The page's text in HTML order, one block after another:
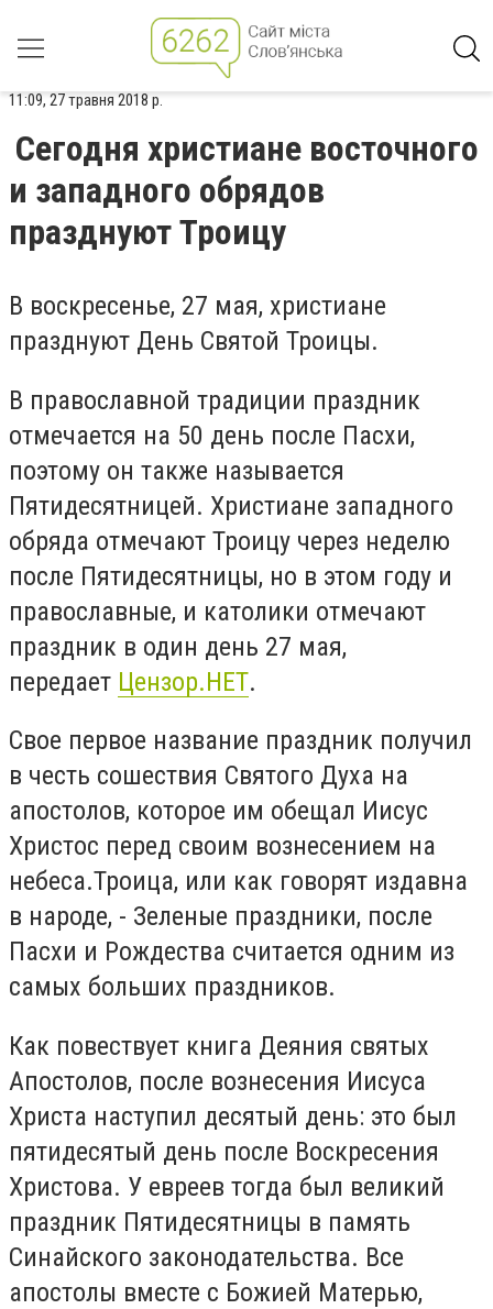
11:09, 27 травня 2018 р.
Сегодня христиане восточного
и западного обрядов
празднуют Троицу
В воскресенье, 27 мая, христиане
празднуют День Святой Троицы.
В православной традиции праздник
отмечается на 50 день после Пасхи,
поэтому он также называется
Пятидесятницей. Христиане западного
обряда отмечают Троицу через неделю
после Пятидесятницы, но в этом году и
православные, и католики отмечают
праздник в один день 27 мая,
передает Цензор.НЕТ.
Свое первое название праздник получил
в честь сошествия Святого Духа на
апостолов, которое им обещал Иисус
Христос перед своим вознесением на
небеса.Троица, или как говорят издавна
в народе, - Зеленые праздники, после
Пасхи и Рождества считается одним из
самых больших праздников.
Как повествует книга Деяния святых
Апостолов, после вознесения Иисуса
Христа наступил десятый день: это был
пятидесятый день после Воскресения
Христова. У евреев тогда был великий
праздник Пятидесятницы в память
Синайского законодательства. Все
апостолы вместе с Божией Матерью,